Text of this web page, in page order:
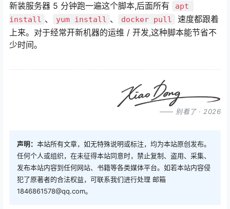
新装服务器 5 分钟跑一遍这个脚本,后面所有
apt
install 、 yum install 、 docker pull
速度都跟着
上来。对于经常开新机器的运维 / 开发,这种脚本能节省不
少时间。
—— 别看了 · 2026
声明： 本站所有文章，如无特殊说明或标注，均为本站原创发布。
任何个人或组织，在未征得本站同意时，禁止复制、盗用、采集、
发布本站内容到任何网站、书籍等各类媒体平台。如若本站内容侵
犯了原著者的合法权益，可联系我们进行处理 邮箱
1846861578@qq.com。